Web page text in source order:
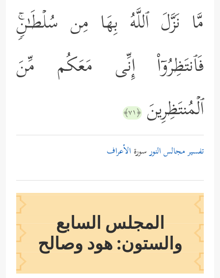
مَّا نَزَّلَ ٱللَّهُ بِهَا مِن سُلۡطَـٰنࣲۚ
فَٱنتَظِرُوۤاْ إِنِّی مَعَكُم مِّنَ
ٱلۡمُنتَظِرِینَ ﴿٧١﴾
تفسير مجالس النورسورة الأعراف
المجلس السابع
والستون: هود وصالح